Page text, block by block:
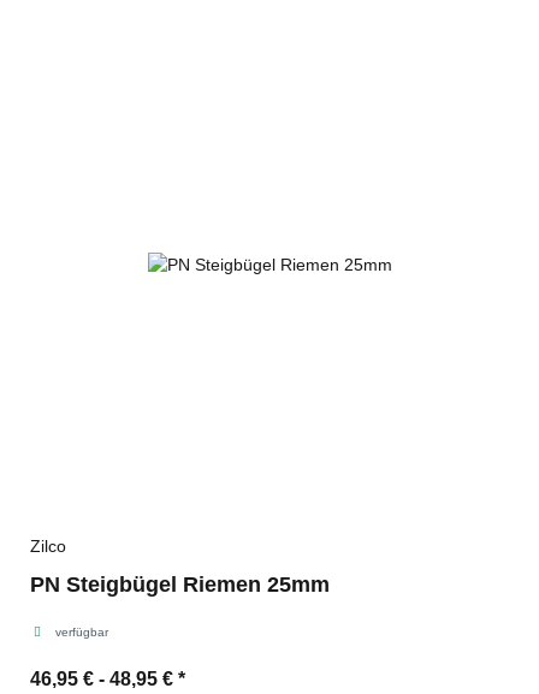
Zilco
PN Steigbügel Riemen 25mm
verfügbar
46,95 € - 48,95 € *